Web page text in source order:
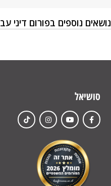
נושאים נוספים בפורום דיני
סושיאל